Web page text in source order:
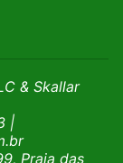
& Skallar
|
Praia das